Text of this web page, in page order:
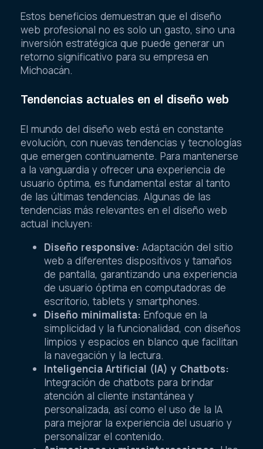
Estos beneficios demuestran que el diseño
web profesional no es solo un gasto, sino una
inversión estratégica que puede generar un
retorno significativo para su empresa en
Michoacán.
Tendencias actuales en el diseño web
El mundo del diseño web está en constante
evolución, con nuevas tendencias y tecnologías
que emergen continuamente. Para mantenerse
a la vanguardia y ofrecer una experiencia de
usuario óptima, es fundamental estar al tanto
de las últimas tendencias. Algunas de las
tendencias más relevantes en el diseño web
actual incluyen:
Diseño responsive: Adaptación del sitio
web a diferentes dispositivos y tamaños
de pantalla, garantizando una experiencia
de usuario óptima en computadoras de
escritorio, tablets y smartphones.
Diseño minimalista: Enfoque en la
simplicidad y la funcionalidad, con diseños
limpios y espacios en blanco que facilitan
la navegación y la lectura.
Inteligencia Artificial (IA) y Chatbots:
Integración de chatbots para brindar
atención al cliente instantánea y
personalizada, así como el uso de la IA
para mejorar la experiencia del usuario y
personalizar el contenido.